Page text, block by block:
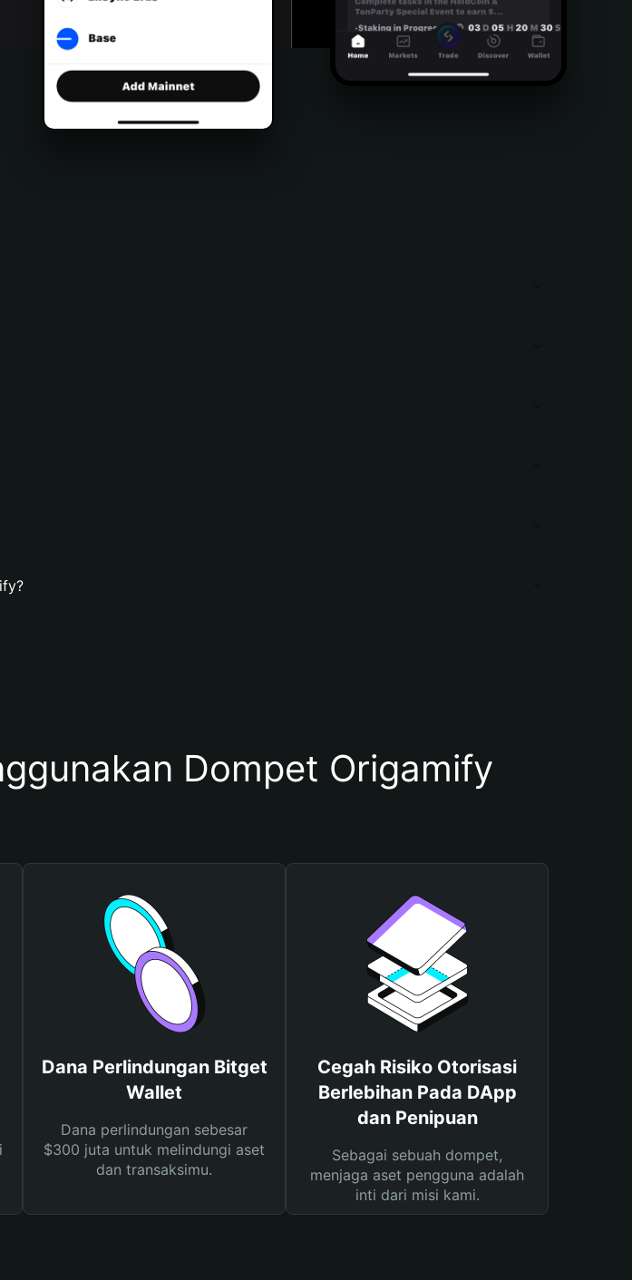
Dompet Origamify
Dana Perlindungan Bitget
Wallet
Dana perlindungan sebesar
$300 juta untuk melindungi aset
dan transaksimu.
Cegah Risiko Otorisasi
Berlebihan Pada DApp
dan Penipuan
Sebagai sebuah dompet,
menjaga aset pengguna adalah
inti dari misi kami.